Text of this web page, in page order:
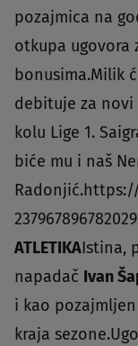
pozajmica na
otkupa ugovora
bonusima.Milik
debituje za novi
kolu Lige 1.
biće mu i naš
ATLETIKAIstina,
napadač Ivan
i kao
kraja